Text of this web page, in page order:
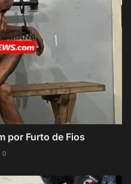
por Furto de Fios
0